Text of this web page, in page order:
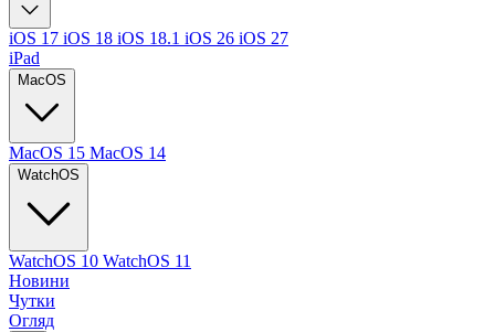
iOS 17 iOS 18 iOS 18.1 iOS 26 iOS 27
iPad
MacOS
MacOS 15 MacOS 14
WatchOS
WatchOS 10 WatchOS 11
Новини
Чутки
Огляд